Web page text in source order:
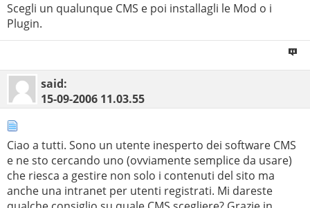
Scegli un qualunque CMS e poi installagli le Mod o i
Plugin.
said:
15-09-2006 11.03.55
Ciao a tutti. Sono un utente inesperto dei software CMS
e ne sto cercando uno (ovviamente semplice da usare)
che riesca a gestire non solo i contenuti del sito ma
anche una intranet per utenti registrati. Mi dareste